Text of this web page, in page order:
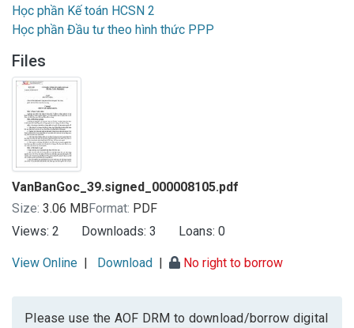
Học phần Kế toán HCSN 2
Học phần Đầu tư theo hình thức PPP
Files
VanBanGoc_39.signed_000008105.pdf
Size: 3.06 MBFormat: PDF
Views: 2 Downloads: 3 Loans: 0
View Online | Download | No right to borrow
Please use the AOF DRM to download/borrow digital